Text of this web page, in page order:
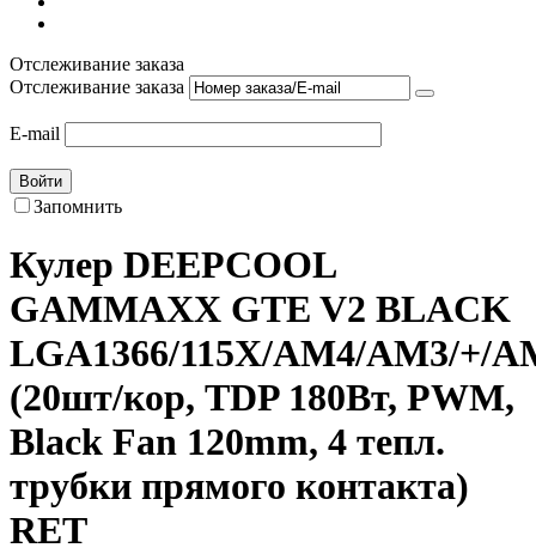
Отслеживание заказа
Отслеживание заказа
E-mail
Войти
Запомнить
Кулер DEEPCOOL
GAMMAXX GTE V2 BLACK
LGA1366/115X/AM4/AM3/+/
(20шт/кор, TDP 180Вт, PWM,
Black Fan 120mm, 4 тепл.
трубки прямого контакта)
RET